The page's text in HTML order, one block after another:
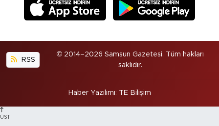
RSS
© 2014–2026 Samsun Gazetesi. Tüm hakları
saklıdır.
Haber Yazılımı: TE Bilişim
ÜST